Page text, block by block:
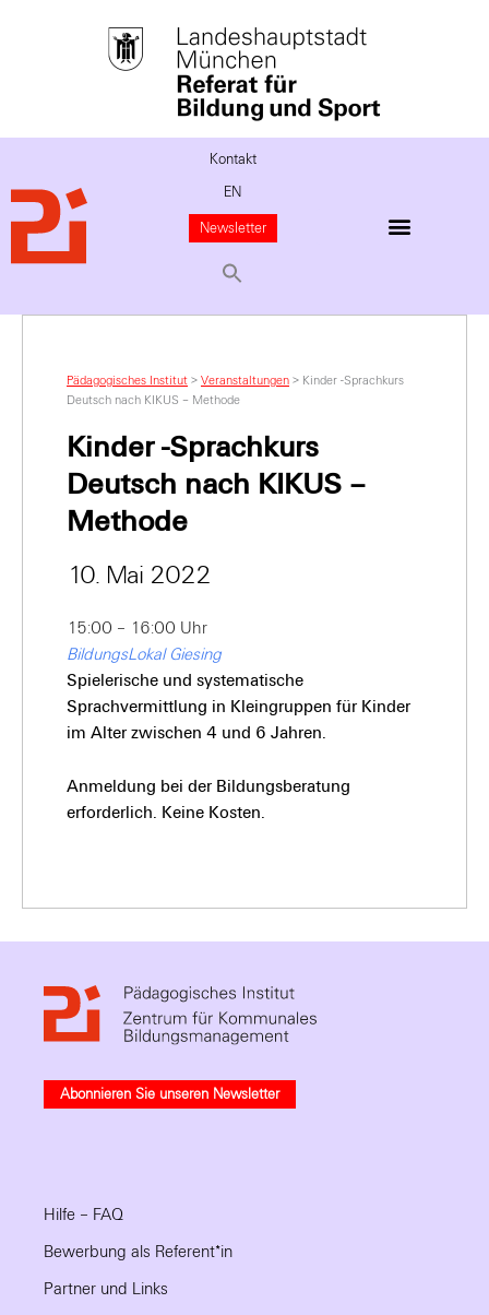
Kontakt
EN
Newsletter
Pädagogisches Institut > Veranstaltungen > Kinder -Sprachkurs
Deutsch nach KIKUS – Methode
Kinder -Sprachkurs
Deutsch nach KIKUS –
Methode
10. Mai 2022
15:00 – 16:00 Uhr
BildungsLokal Giesing
Spielerische und systematische
Sprachvermittlung in Kleingruppen für Kinder
im Alter zwischen 4 und 6 Jahren.
Anmeldung bei der Bildungsberatung
erforderlich. Keine Kosten.
Abonnieren Sie unseren Newsletter
Hilfe – FAQ
Bewerbung als Referent*in
Partner und Links